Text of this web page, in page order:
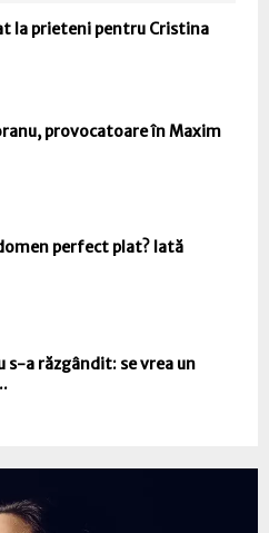
la prieteni pentru Cristina
provocatoare în Maxim
perfect plat? Iată
s-a răzgândit: se vrea un